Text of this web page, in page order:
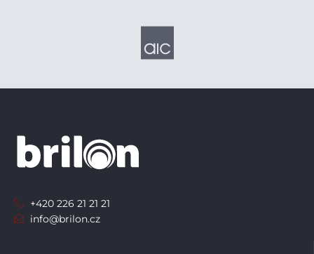
+420 226 21 21 21
info@brilon.cz